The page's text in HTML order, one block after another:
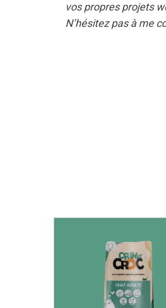
vos propres projets
N’hésitez pas à me